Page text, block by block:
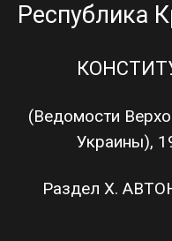
Республика
(Ведомости
Украины),
Раздел Х.